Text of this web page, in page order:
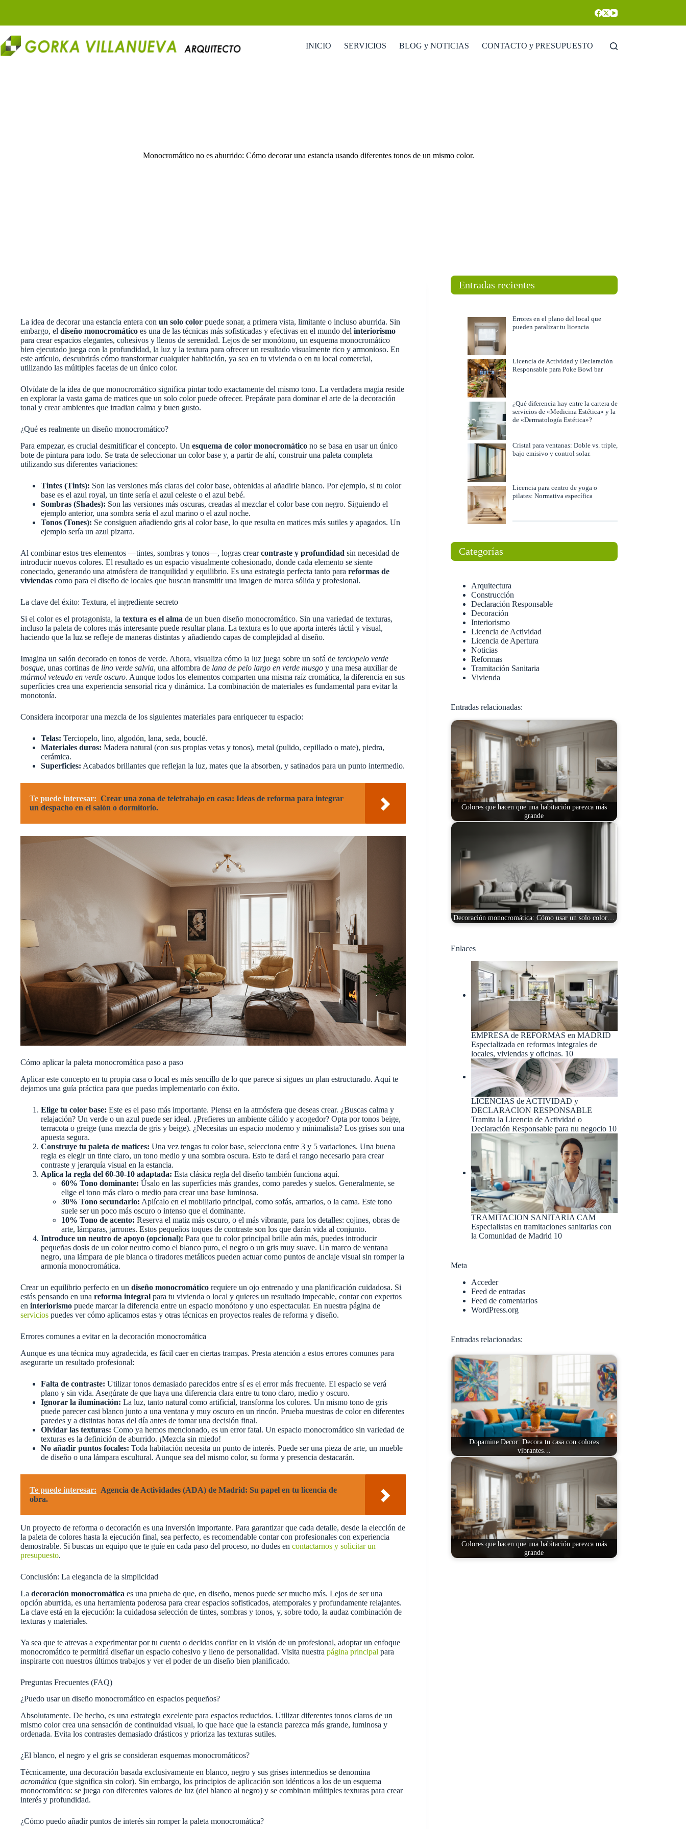
INICIO SERVICIOS BLOG y NOTICIAS CONTACTO y PRESUPUESTO
Monocromático no es aburrido: Cómo decorar una estancia usando diferentes tonos de un mismo color.
La idea de decorar una estancia entera con un solo color puede sonar, a primera vista, limitante o incluso aburrida. Sin
embargo, el diseño monocromático es una de las técnicas más sofisticadas y efectivas en el mundo del interiorismo
para crear espacios elegantes, cohesivos y llenos de serenidad. Lejos de ser monótono, un esquema monocromático
bien ejecutado juega con la profundidad, la luz y la textura para ofrecer un resultado visualmente rico y armonioso. En
este artículo, descubrirás cómo transformar cualquier habitación, ya sea en tu vivienda o en tu local comercial,
utilizando las múltiples facetas de un único color.
Olvídate de la idea de que monocromático significa pintar todo exactamente del mismo tono. La verdadera magia reside
en explorar la vasta gama de matices que un solo color puede ofrecer. Prepárate para dominar el arte de la decoración
tonal y crear ambientes que irradian calma y buen gusto.
¿Qué es realmente un diseño monocromático?
Para empezar, es crucial desmitificar el concepto. Un esquema de color monocromático no se basa en usar un único
bote de pintura para todo. Se trata de seleccionar un color base y, a partir de ahí, construir una paleta completa
utilizando sus diferentes variaciones:
Tintes (Tints): Son las versiones más claras del color base, obtenidas al añadirle blanco. Por ejemplo, si tu color
base es el azul royal, un tinte sería el azul celeste o el azul bebé.
Sombras (Shades): Son las versiones más oscuras, creadas al mezclar el color base con negro. Siguiendo el
ejemplo anterior, una sombra sería el azul marino o el azul noche.
Tonos (Tones): Se consiguen añadiendo gris al color base, lo que resulta en matices más sutiles y apagados. Un
ejemplo sería un azul pizarra.
Al combinar estos tres elementos —tintes, sombras y tonos—, logras crearcontraste y profundidad sin necesidad de
introducir nuevos colores. El resultado es un espacio visualmente cohesionado, donde cada elemento se siente
conectado, generando una atmósfera de tranquilidad y equilibrio. Es una estrategia perfecta tanto para reformas de
viviendas como para el diseño de locales que buscan transmitir una imagen de marca sólida y profesional.
La clave del éxito: Textura, el ingrediente secreto
Si el color es el protagonista, la textura es el alma de un buen diseño monocromático. Sin una variedad de texturas,
incluso la paleta de colores más interesante puede resultar plana. La textura es lo que aporta interés táctil y visual,
haciendo que la luz se refleje de maneras distintas y añadiendo capas de complejidad al diseño.
Imagina un salón decorado en tonos de verde. Ahora, visualiza cómo la luz juega sobre un sofá de terciopelo verde
bosque, unas cortinas de lino verde salvia, una alfombra de lana de pelo largo en verde musgo y una mesa auxiliar de
mármol veteado en verde oscuro. Aunque todos los elementos comparten una misma raíz cromática, la diferencia en sus
superficies crea una experiencia sensorial rica y dinámica. La combinación de materiales es fundamental para evitar la
monotonía.
Considera incorporar una mezcla de los siguientes materiales para enriquecer tu espacio:
Telas: Terciopelo, lino, algodón, lana, seda, bouclé.
Materiales duros: Madera natural (con sus propias vetas y tonos), metal (pulido, cepillado o mate), piedra,
cerámica.
Superficies: Acabados brillantes que reflejan la luz, mates que la absorben, y satinados para un punto intermedio.
Te puede interesar: Crear una zona de teletrabajo en casa: Ideas de reforma para integrar
un despacho en el salón o dormitorio.
Cómo aplicar la paleta monocromática paso a paso
Aplicar este concepto en tu propia casa o local es más sencillo de lo que parece si sigues un plan estructurado. Aquí te
dejamos una guía práctica para que puedas implementarlo con éxito.
Elige tu color base: Este es el paso más importante. Piensa en la atmósfera que deseas crear. ¿Buscas calma y
relajación? Un verde o un azul puede ser ideal. ¿Prefieres un ambiente cálido y acogedor? Opta por tonos beige,
terracota o greige (una mezcla de gris y beige). ¿Necesitas un espacio moderno y minimalista? Los grises son una
apuesta segura.
Construye tu paleta de matices: Una vez tengas tu color base, selecciona entre 3 y 5 variaciones. Una buena
regla es elegir un tinte claro, un tono medio y una sombra oscura. Esto te dará el rango necesario para crear
contraste y jerarquía visual en la estancia.
Aplica la regla del 60-30-10 adaptada: Esta clásica regla del diseño también funciona aquí.
60% Tono dominante: Úsalo en las superficies más grandes, como paredes y suelos. Generalmente, se
elige el tono más claro o medio para crear una base luminosa.
30% Tono secundario: Aplícalo en el mobiliario principal, como sofás, armarios, o la cama. Este tono
suele ser un poco más oscuro o intenso que el dominante.
10% Tono de acento: Reserva el matiz más oscuro, o el más vibrante, para los detalles: cojines, obras de
arte, lámparas, jarrones. Estos pequeños toques de contraste son los que darán vida al conjunto.
Introduce un neutro de apoyo (opcional): Para que tu color principal brille aún más, puedes introducir
pequeñas dosis de un color neutro como el blanco puro, el negro o un gris muy suave. Un marco de ventana
negro, una lámpara de pie blanca o tiradores metálicos pueden actuar como puntos de anclaje visual sin romper la
armonía monocromática.
Crear un equilibrio perfecto en un diseño monocromático requiere un ojo entrenado y una planificación cuidadosa. Si
estás pensando en una reforma integral para tu vivienda o local y quieres un resultado impecable, contar con expertos
en interiorismo puede marcar la diferencia entre un espacio monótono y uno espectacular. En nuestra página de
servicios puedes ver cómo aplicamos estas y otras técnicas en proyectos reales de reforma y diseño.
Errores comunes a evitar en la decoración monocromática
Aunque es una técnica muy agradecida, es fácil caer en ciertas trampas. Presta atención a estos errores comunes para
asegurarte un resultado profesional:
Falta de contraste: Utilizar tonos demasiado parecidos entre sí es el error más frecuente. El espacio se verá
plano y sin vida. Asegúrate de que haya una diferencia clara entre tu tono claro, medio y oscuro.
Ignorar la iluminación: La luz, tanto natural como artificial, transforma los colores. Un mismo tono de gris
puede parecer casi blanco junto a una ventana y muy oscuro en un rincón. Prueba muestras de color en diferentes
paredes y a distintas horas del día antes de tomar una decisión final.
Olvidar las texturas: Como ya hemos mencionado, es un error fatal. Un espacio monocromático sin variedad de
texturas es la definición de aburrido. ¡Mezcla sin miedo!
No añadir puntos focales: Toda habitación necesita un punto de interés. Puede ser una pieza de arte, un mueble
de diseño o una lámpara escultural. Aunque sea del mismo color, su forma y presencia destacarán.
Te puede interesar: Agencia de Actividades (ADA) de Madrid: Su papel en tu licencia de
obra.
Un proyecto de reforma o decoración es una inversión importante. Para garantizar que cada detalle, desde la elección de
la paleta de colores hasta la ejecución final, sea perfecto, es recomendable contar con profesionales con experiencia
demostrable. Si buscas un equipo que te guíe en cada paso del proceso, no dudes en contactarnos y solicitar un
presupuesto.
Conclusión: La elegancia de la simplicidad
La decoración monocromática es una prueba de que, en diseño, menos puede ser mucho más. Lejos de ser una
opción aburrida, es una herramienta poderosa para crear espacios sofisticados, atemporales y profundamente relajantes.
La clave está en la ejecución: la cuidadosa selección de tintes, sombras y tonos, y, sobre todo, la audaz combinación de
texturas y materiales.
Ya sea que te atrevas a experimentar por tu cuenta o decidas confiar en la visión de un profesional, adoptar un enfoque
monocromático te permitirá diseñar un espacio cohesivo y lleno de personalidad. Visita nuestra página principal para
inspirarte con nuestros últimos trabajos y ver el poder de un diseño bien planificado.
Preguntas Frecuentes (FAQ)
¿Puedo usar un diseño monocromático en espacios pequeños?
Absolutamente. De hecho, es una estrategia excelente para espacios reducidos. Utilizar diferentes tonos claros de un
mismo color crea una sensación de continuidad visual, lo que hace que la estancia parezca más grande, luminosa y
ordenada. Evita los contrastes demasiado drásticos y prioriza las texturas sutiles.
¿El blanco, el negro y el gris se consideran esquemas monocromáticos?
Técnicamente, una decoración basada exclusivamente en blanco, negro y sus grises intermedios se denomina
acromática (que significa sin color). Sin embargo, los principios de aplicación son idénticos a los de un esquema
monocromático: se juega con diferentes valores de luz (del blanco al negro) y se combinan múltiples texturas para crear
interés y profundidad.
¿Cómo puedo añadir puntos de interés sin romper la paleta monocromática?
Entradas recientes
Errores en el plano del local que
pueden paralizar tu licencia
Licencia de Actividad y Declaración
Responsable para Poke Bowl bar
¿Qué diferencia hay entre la cartera de
servicios de «Medicina Estética» y la
de «Dermatología Estética»?
Cristal para ventanas: Doble vs. triple,
bajo emisivo y control solar.
Licencia para centro de yoga o
pilates: Normativa específica
Categorías
Arquitectura
Construcción
Declaración Responsable
Decoración
Interiorismo
Licencia de Actividad
Licencia de Apertura
Noticias
Reformas
Tramitación Sanitaria
Vivienda
Entradas relacionadas:
Colores que hacen que una habitación parezca más
grande
Decoración monocromática: Cómo usar un solo color…
Enlaces
EMPRESA de REFORMAS en MADRID
Especializada en reformas integrales de
locales, viviendas y oficinas. 10
LICENCIAS de ACTIVIDAD y
DECLARACION RESPONSABLE
Tramita la Licencia de Actividad o
Declaración Responsable para nu negocio 10
TRAMITACION SANITARIA CAM
Especialistas en tramitaciones sanitarias con
la Comunidad de Madrid 10
Meta
Acceder
Feed de entradas
Feed de comentarios
WordPress.org
Entradas relacionadas:
Dopamine Decor: Decora tu casa con colores
vibrantes…
Colores que hacen que una habitación parezca más
grande